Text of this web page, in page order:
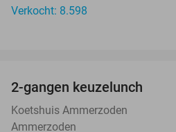
Verkocht: 8.598
2-gangen keuzelunch
Koetshuis Ammerzoden
Ammerzoden